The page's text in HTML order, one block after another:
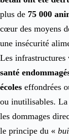
plus de 75 000
cœur des moyens
une insécurité
Les infrastructures
santé
écoles effondrées
ou inutilisables.
les dommages
le principe du «